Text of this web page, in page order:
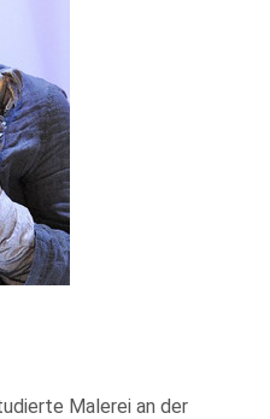
Malerei an der